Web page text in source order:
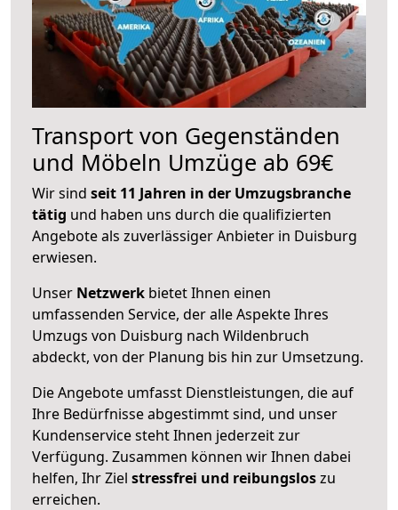
Transport von Gegenständen
und Möbeln Umzüge ab 69€
Wir sind seit 11 Jahren in der Umzugsbranche
tätig und haben uns durch die qualifizierten
Angebote als zuverlässiger Anbieter in Duisburg
erwiesen.
Unser Netzwerk bietet Ihnen einen
umfassenden Service, der alle Aspekte Ihres
Umzugs von Duisburg nach Wildenbruch
abdeckt, von der Planung bis hin zur Umsetzung.
Die Angebote umfasst Dienstleistungen, die auf
Ihre Bedürfnisse abgestimmt sind, und unser
Kundenservice steht Ihnen jederzeit zur
Verfügung. Zusammen können wir Ihnen dabei
helfen, Ihr Ziel stressfrei und reibungsloszu
erreichen.